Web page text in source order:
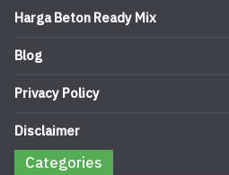
Harga Beton Ready Mix
Blog
Privacy Policy
Disclaimer
Categories